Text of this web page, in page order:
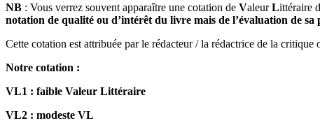
NB : Vous verrez souvent apparaître une cotation de ValeurLittéraire
notation de qualité ou d’intérêt du livre mais de l’évaluation de
Cette cotation est attribuée par le rédacteur / la rédactrice de la critique
Notre cotation :
VL1 : faible Valeur Littéraire
VL2 : modeste VL